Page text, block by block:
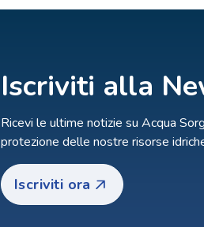
Iscriviti alla
Ricevi le ultime notizie su Acqua
protezione delle nostre risorse
Iscriviti ora